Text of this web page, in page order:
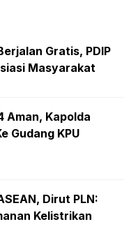
Gratis, PDIP
Masyarakat
Aman, Kapolda
Gudang KPU
Dirut PLN:
Kelistrikan